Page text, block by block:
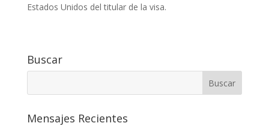
Estados Unidos del titular de la visa.
Buscar
Mensajes Recientes